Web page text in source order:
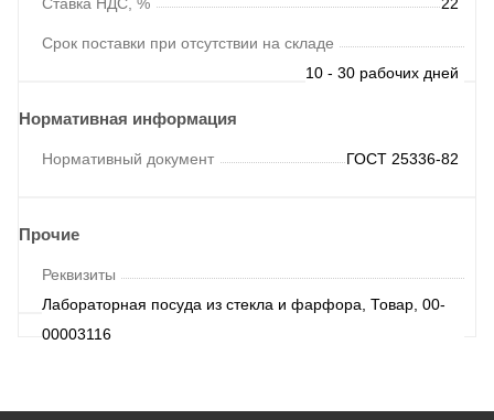
Срок поставки при отсутствии на складе
10 - 30 рабочих дней
Нормативная информация
Нормативный документ ГОСТ 25336-82
Прочие
Реквизиты
Лабораторная посуда из стекла и фарфора, Товар, 00-
00003116